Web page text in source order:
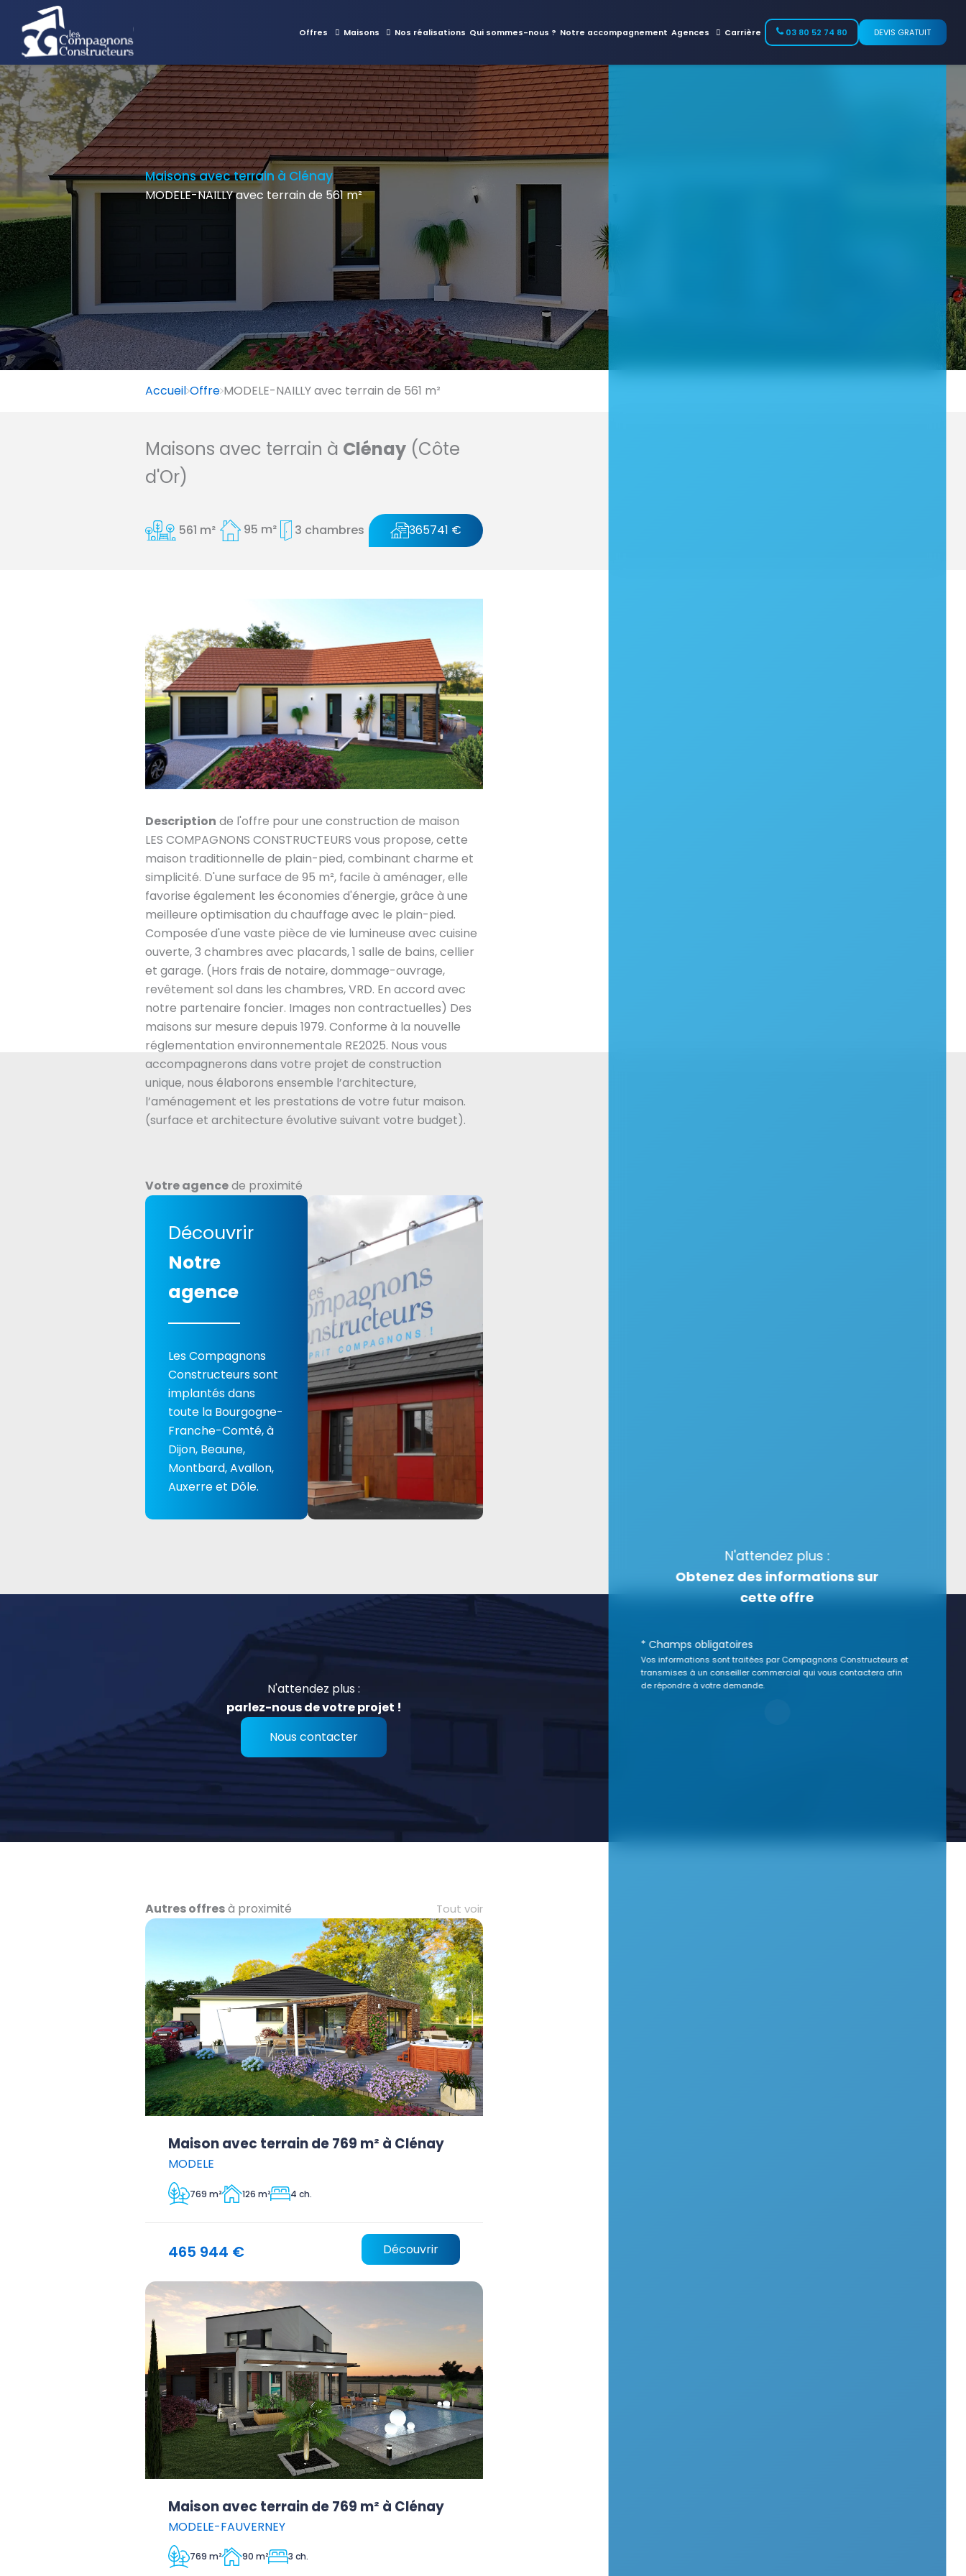
Offres Maisons Nos réalisations Qui sommes-nous ? Notre accompagnement Agences Carrière 03 80 52 74 80 DEVIS GRATUIT
Maisons avec terrain à Clénay
MODELE-NAILLY avec terrain de 561 m²
Accueil Offre MODELE-NAILLY avec terrain de 561 m²
Maisons avec terrain à Clénay(Côte
d'Or)
561 m² 95 m² 3 chambres 365741 €
Description de l'offre pour une construction de maison
LES COMPAGNONS CONSTRUCTEURS vous propose, cette
maison traditionnelle de plain-pied, combinant charme et
simplicité. D'une surface de 95 m², facile à aménager, elle
favorise également les économies d'énergie, grâce à une
meilleure optimisation du chauffage avec le plain-pied.
Composée d'une vaste pièce de vie lumineuse avec cuisine
ouverte, 3 chambres avec placards, 1 salle de bains, cellier
et garage. (Hors frais de notaire, dommage-ouvrage,
revêtement sol dans les chambres, VRD. En accord avec
notre partenaire foncier. Images non contractuelles) Des
maisons sur mesure depuis 1979. Conforme à la nouvelle
réglementation environnementale RE2025. Nous vous
accompagnerons dans votre projet de construction
unique, nous élaborons ensemble l’architecture,
l’aménagement et les prestations de votre futur maison.
(surface et architecture évolutive suivant votre budget).
Votre agencede proximité
Découvrir
Notre
agence
Les Compagnons
Constructeurs sont
implantés dans
toute la Bourgogne-
Franche-Comté, à
Dijon, Beaune,
Montbard, Avallon,
Auxerre et Dôle.
N'attendez plus :
parlez-nous de votre projet !
Nous contacter
Autres offresà proximité Tout voir
Maison avec terrain de 769 m² à Clénay
MODELE
769 m² 126 m² 4 ch.
465 944 € Découvrir
Maison avec terrain de 769 m² à Clénay
MODELE-FAUVERNEY
769 m² 90 m² 3 ch.
N'attendez plus :
Obtenez des informations sur
cette offre
* Champs obligatoires
Vos informations sont traitées par Compagnons Constructeurs et
transmises à un conseiller commercial qui vous contactera afin
de répondre à votre demande.